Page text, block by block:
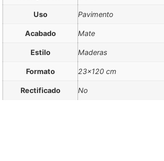
Uso Pavimento
Acabado Mate
Estilo Maderas
Formato 23×120 cm
Rectificado No